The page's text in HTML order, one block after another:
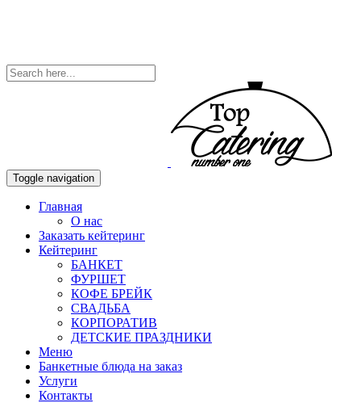
Toggle navigation
Главная
О нас
Заказать кейтеринг
Кейтеринг
БАНКЕТ
ФУРШЕТ
КОФЕ БРЕЙК
СВАДЬБА
КОРПОРАТИВ
ДЕТСКИЕ ПРАЗДНИКИ
Меню
Банкетные блюда на заказ
Услуги
Контакты